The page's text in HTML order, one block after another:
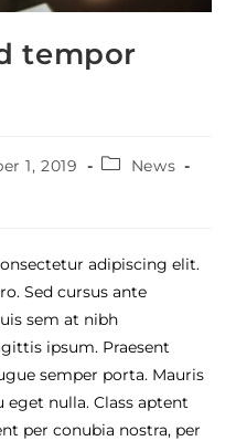
tempor
1, 2019
News
adipiscing elit.
Sed cursus ante
sem at nibh
ipsum. Praesent
semper porta. Mauris
eget nulla. Class aptent
per conubia nostra, per